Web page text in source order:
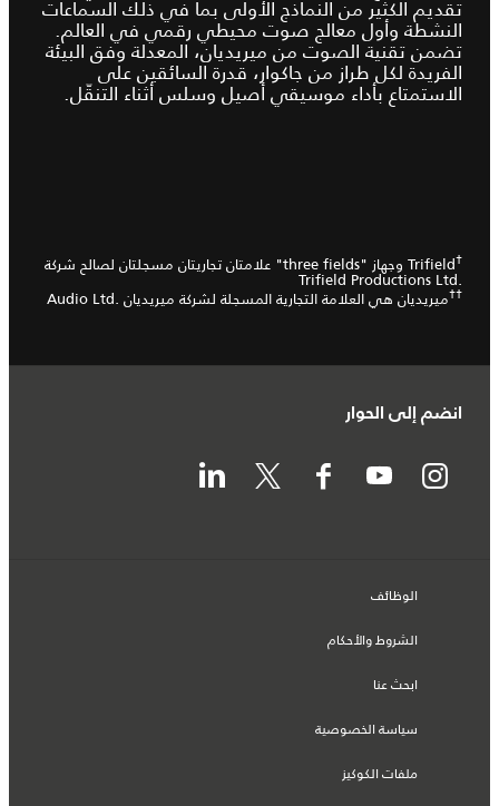
تقديم الكثير من النماذج الأولى بما في ذلك السماعات
النشطة وأول معالج صوت محيطي رقمي في العالم.
تضمن تقنية الصوت من ميريديان، المعدلة وفق البيئة
الفريدة لكل طراز من جاكوار، قدرة السائقين على
الاستمتاع بأداء موسيقي أصيل وسلس أثناء التنقّل.
† Trifield وجهاز "three fields" علامتان تجاريتان مسجلتان لصالح شركة
Trifield Productions Ltd.‎
††ميريديان هي العلامة التجارية المسجلة لشركة ميريديان Audio Ltd.‎
انضم إلى الحوار
الوظائف
الشروط والأحكام
ابحث عنا
سياسة الخصوصية
ملفات الكوكيز